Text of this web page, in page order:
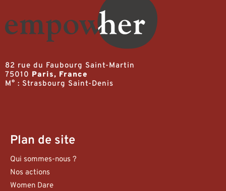
82 rue du Faubourg Saint-Martin
75010 Paris, France
M° : Strasbourg Saint-Denis
Plan de site
Qui sommes-nous ?
Nos actions
Women Dare